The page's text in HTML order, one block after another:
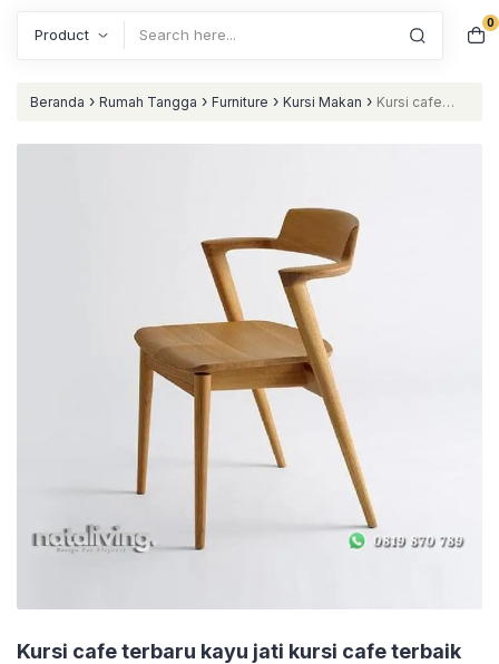
0
Beranda › Rumah Tangga › Furniture › Kursi Makan › Kursi cafe
Kursi cafe terbaru kayu jati kursi cafe terbaik